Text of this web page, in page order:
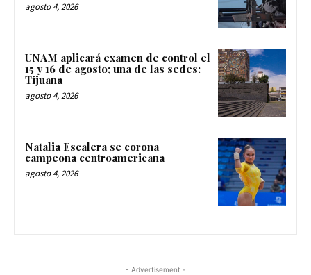
agosto 4, 2026
UNAM aplicará examen de control el
15 y 16 de agosto; una de las sedes:
Tijuana
agosto 4, 2026
Natalia Escalera se corona
campeona centroamericana
agosto 4, 2026
- Advertisement -